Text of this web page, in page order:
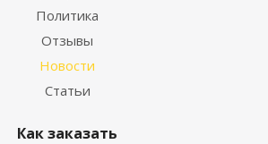
Политика
Отзывы
Новости
Статьи
Как заказать